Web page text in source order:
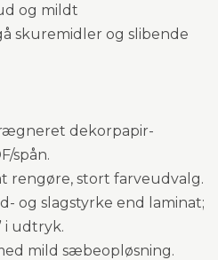
og mildt
skuremidler og slibende
dekorpapir-
spån.
rengøre, stort farveudvalg.
og slagstyrke end laminat;
i udtryk.
mild sæbeopløsning.